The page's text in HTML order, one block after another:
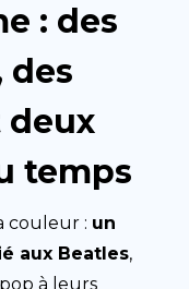
: des
des
deux
temps
couleur : un
aux Beatles,
à leurs